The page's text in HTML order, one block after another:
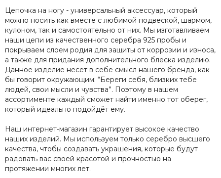
Цепочка на ногу - универсальный аксессуар, который
можно носить как вместе с любимой подвеской, шармом,
кулоном, так и самостоятельно от них. Мы изготавливаем
наши цепи из качественного серебра 925 пробы и
покрываем слоем родия для защиты от коррозии и износа,
а также для придания дополнительного блеска изделию.
Данное изделие несет в себе смысл нашего бренда, как
бы говорит окружающим: “Береги себя, близких тебе
людей, свои мысли и чувства”. Поэтому в нашем
ассортименте каждый сможет найти именно тот оберег,
который идеально подойдёт ему.
Наш интернет-магазин гарантирует высокое качество
наших изделий. Мы используем только серебро высшего
качества, чтобы создавать украшения, которые будут
радовать вас своей красотой и прочностью на
протяжении многих лет.